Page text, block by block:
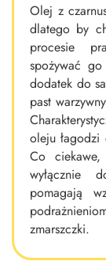
Olej z
dlatego by
procesie
spożywać
dodatek do
past
oleju łagodzi
Co
wyłącznie
pomagają
zmarszczki.